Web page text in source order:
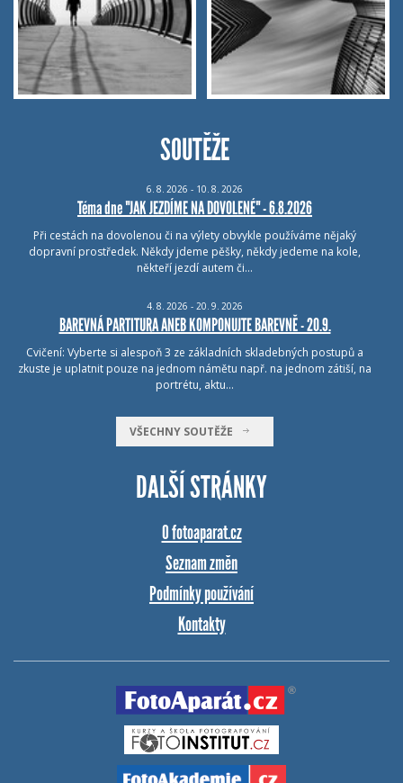
SOUTĚŽE
6. 8. 2026 - 10. 8. 2026
Téma dne "JAK JEZDÍME NA DOVOLENÉ" - 6.8.2026
Při cestách na dovolenou či na výlety obvykle používáme nějaký
dopravní prostředek. Někdy jdeme pěšky, někdy jedeme na kole,
někteří jezdí autem či…
4. 8. 2026 - 20. 9. 2026
BAREVNÁ PARTITURA ANEB KOMPONUJTE BAREVNĚ - 20.9.
Cvičení: Vyberte si alespoň 3 ze základních skladebných postupů a
zkuste je uplatnit pouze na jednom námětu např. na jednom zátiší, na
portrétu, aktu…
VŠECHNY SOUTĚŽE
DALŠÍ STRÁNKY
O fotoaparat.cz
Seznam změn
Podmínky používání
Kontakty